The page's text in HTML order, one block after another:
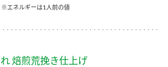
おすしの素
の歴史
※エネルギーは1人前の値
焙煎荒挽き仕上げ